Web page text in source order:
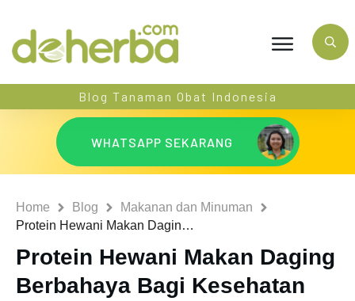
Blog Tanaman Obat Indonesia
WHATSAPP SEKARANG
Home Blog
Makanan dan Minuman
Protein Hewani Makan Daging Berbahaya Bagi Kesehatan Benarkah
Protein Hewani Makan Daging
Berbahaya Bagi Kesehatan